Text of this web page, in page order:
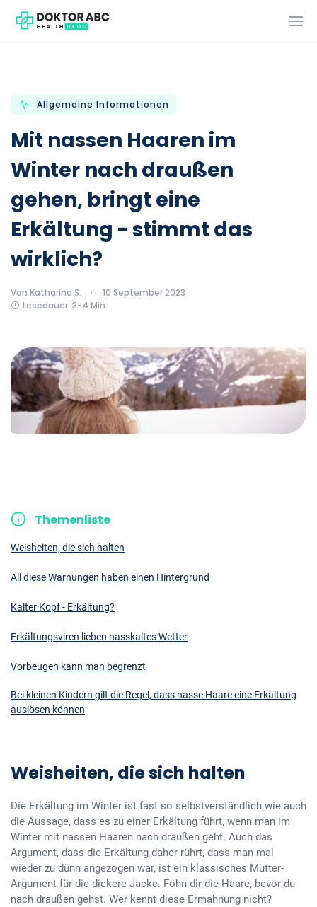
Allgemeine Informationen
Mit nassen Haaren im
Winter nach draußen
gehen, bringt eine
Erkältung - stimmt das
wirklich?
Von Katharina S.
10 September 2023
Lesedauer: 3-4 Min.
Themenliste
Weisheiten, die sich halten
All diese Warnungen haben einen Hintergrund
Kalter Kopf - Erkältung?
Erkältungsviren lieben nasskaltes Wetter
Vorbeugen kann man begrenzt
Bei kleinen Kindern gilt die Regel, dass nasse Haare eine Erkältung
auslösen können
Weisheiten, die sich halten
Die Erkältung im Winter ist fast so selbstverständlich wie auch
die Aussage, dass es zu einer Erkältung führt, wenn man im
Winter mit nassen Haaren nach draußen geht. Auch das
Argument, dass die Erkältung daher rührt, dass man mal
wieder zu dünn angezogen war, ist ein klassisches Mütter-
Argument für die dickere Jacke. Föhn dir die Haare, bevor du
nach draußen gehst. Wer kennt diese Ermahnung nicht?